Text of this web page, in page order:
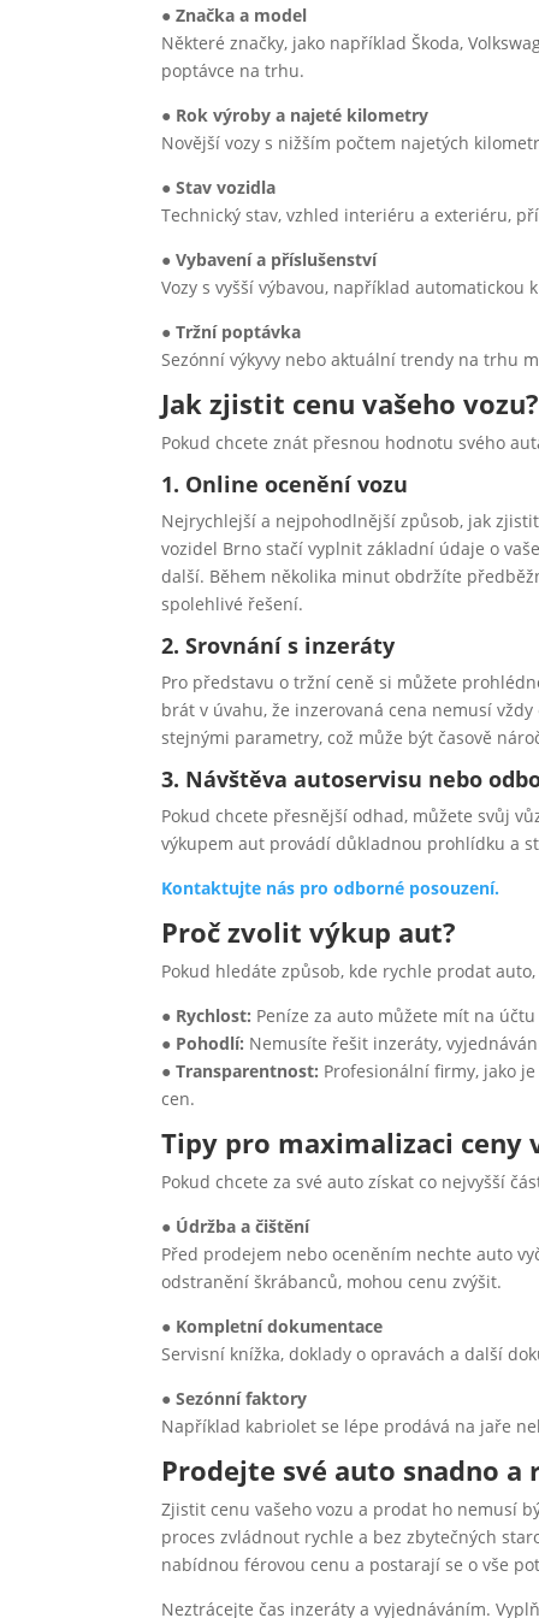
●Značka a model
Některé značky, jako například Škoda,
poptávce na trhu.
● Rok výroby a najeté kilometry
Novější vozy s nižším počtem najetých
●Stav vozidla
Technický stav, vzhled interiéru a exteriéru,
●Vybavení a příslušenství
Vozy s vyšší výbavou, například
●Tržní poptávka
Sezónní výkyvy nebo aktuální trendy na trhu
Jak zjistit cenu vašeho vozu?
Pokud chcete znát přesnou hodnotu svého
1. Online ocenění vozu
Nejrychlejší a nejpohodlnější způsob, jak
vozidel Brno stačí vyplnit základní údaje o
další. Během několika minut obdržíte
spolehlivé řešení.
2. Srovnání s inzeráty
Pro představu o tržní ceně si můžete
brát v úvahu, že inzerovaná cena nemusí
stejnými parametry, což může být časově
3. Návštěva autoservisu nebo
Pokud chcete přesnější odhad, můžete svůj
výkupem aut provádí důkladnou prohlídku a
Kontaktujte nás pro odborné posouzení.
Proč zvolit výkup aut?
Pokud hledáte způsob, kde rychle prodat
● Rychlost: Peníze za auto můžete mít na
● Pohodlí: Nemusíte řešit inzeráty,
●Transparentnost: Profesionální firmy, jako
cen.
Tipy pro maximalizaci ceny
Pokud chcete za své auto získat co nejvyšší
● Údržba a čištění
Před prodejem nebo oceněním nechte auto
odstranění škrábanců, mohou cenu zvýšit.
● Kompletní dokumentace
Servisní knížka, doklady o opravách a další
●Sezónní faktory
Například kabriolet se lépe prodává na jaře
Prodejte své auto snadno a
Zjistit cenu vašeho vozu a prodat ho nemusí
proces zvládnout rychle a bez zbytečných
nabídnou férovou cenu a postarají se o vše
Neztrácejte čas inzeráty a vyjednáváním.